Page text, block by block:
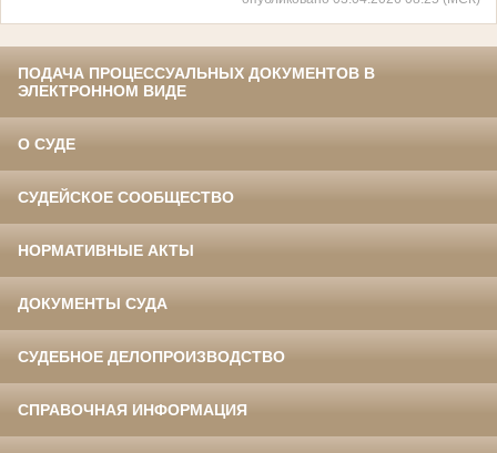
ПОДАЧА ПРОЦЕССУАЛЬНЫХ ДОКУМЕНТОВ В
ЭЛЕКТРОННОМ ВИДЕ
О СУДЕ
СУДЕЙСКОЕ СООБЩЕСТВО
НОРМАТИВНЫЕ АКТЫ
ДОКУМЕНТЫ СУДА
СУДЕБНОЕ ДЕЛОПРОИЗВОДСТВО
СПРАВОЧНАЯ ИНФОРМАЦИЯ